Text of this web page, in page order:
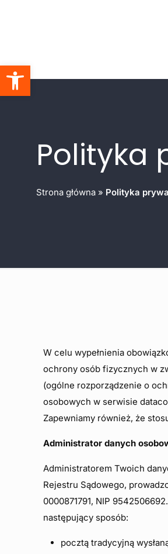
Otwórz pasek narzędzi
Polityka
Strona główna » Polityka
W celu wypełnienia
ochrony osób fizycznych w
(ogólne rozporządzenie o
osobowych w serwisie
Zapewniamy również, że
Administrator danych
Administratorem Twoich
Rejestru Sądowego,
0000871791, NIP
następujący sposób:
pocztą tradycyjną